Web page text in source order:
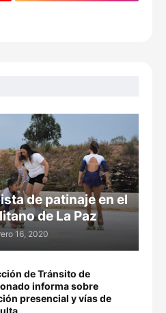
de patinaje en el
de La Paz
16, 2020
de Tránsito de
informa sobre
presencial y vías de